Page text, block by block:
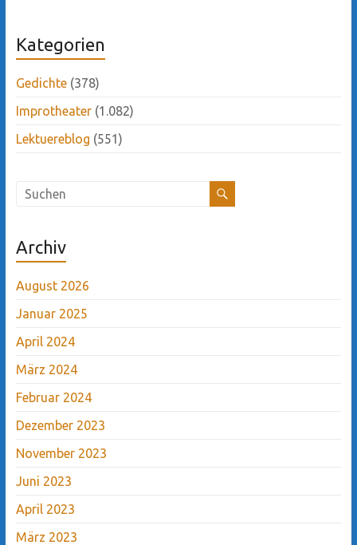
Kategorien
Gedichte(378)
Improtheater(1.082)
Lektuereblog (551)
Archiv
August 2026
Januar 2025
April 2024
März 2024
Februar 2024
Dezember 2023
November 2023
Juni 2023
April 2023
März 2023